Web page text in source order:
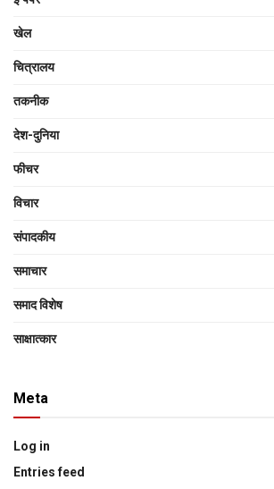
खेल
चित्रालय
तकनीक
देश-दुनिया
फीचर
विचार
संपादकीय
समाचार
समाद विशेष
साक्षात्‍कार
Meta
Log in
Entries feed